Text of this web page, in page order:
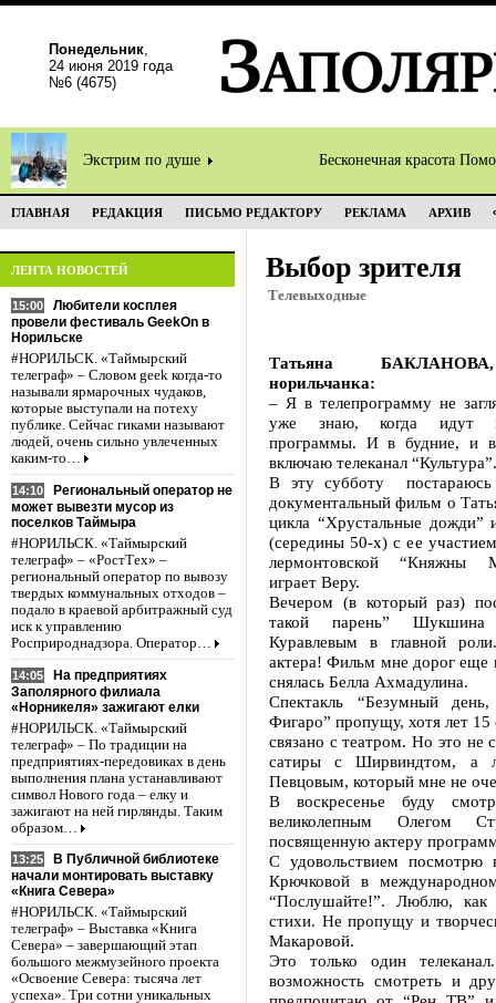
Понедельник,
24 июня 2019 года
№6 (4675)
Экстрим по душе Бесконечная красота
ГЛАВНАЯ РЕДАКЦИЯ ПИСЬМО РЕДАКТОРУ РЕКЛАМА АРХИВ
ЛЕНТА НОВОСТЕЙ
15:00
Любители косплея
провели фестиваль GeekOn в
Норильске
#НОРИЛЬСК. «Таймырский
телеграф» – Словом geek когда-то
называли ярмарочных чудаков,
которые выступали на потеху
публике. Сейчас гиками называют
людей, очень сильно увлеченных
каким-то…
14:10
Региональный оператор не
может вывезти мусор из
поселков Таймыра
#НОРИЛЬСК. «Таймырский
телеграф» – «РостТех» –
региональный оператор по вывозу
твердых коммунальных отходов –
подало в краевой арбитражный суд
иск к управлению
Росприроднадзора. Оператор…
14:05
На предприятиях
Заполярного филиала
«Норникеля» зажигают елки
#НОРИЛЬСК. «Таймырский
телеграф» – По традиции на
предприятиях-передовиках в день
выполнения плана устанавливают
символ Нового года – елку и
зажигают на ней гирлянды. Таким
образом…
13:25
В Публичной библиотеке
начали монтировать выставку
«Книга Севера»
#НОРИЛЬСК. «Таймырский
телеграф» – Выставка «Книга
Севера» – завершающий этап
большого межмузейного проекта
«Освоение Севера: тысяча лет
успеха». Три сотни уникальных
Выбор зрителя
Телевыходные
Татьяна
норильчанка:
– Я в телепрограмму не
уже знаю, когда идут
программы. И в будние, и
включаю телеканал “Культура”.
В эту субботу постараюсь
документальный фильм о
цикла “Хрустальные дожди”
(середины 50-х) с ее
лермонтовской “Княжны
играет Веру.
Вечером (в который раз)
такой парень”
Куравлевым в главной
актера! Фильм мне дорог еще
снялась Белла Ахмадулина.
Спектакль “Безумный
Фигаро” пропущу, хотя лет
связано с театром. Но это не
сатиры с Ширвиндтом, а
Певцовым, который мне не
В воскресенье буду
великолепным Олегом
посвященную актеру
С удовольствием посмотрю
Крючковой в
“Послушайте!”. Люблю, как
стихи. Не пропущу и
Макаровой.
Это только один
возможность смотреть и